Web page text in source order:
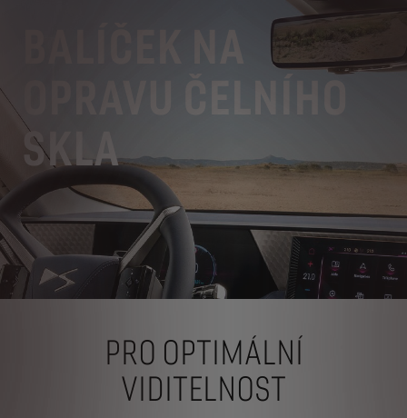
BALÍČEK NA
OPRAVU ČELNÍHO
SKLA
PRO OPTIMÁLNÍ
VIDITELNOST